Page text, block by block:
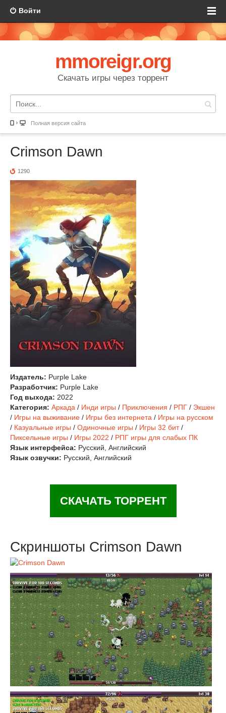
Войти
mmoreigr.org
Скачать игры через торрент
Полная версия сайта
Crimson Dawn
1290
Издатель: Purple Lake
Разработчик: Purple Lake
Год выхода: 2022
Категория: Аркада / Инди игры / Приключения / РПГ / Экшен
/ Игры на выживание / Игры без интернета / Игры на русском
/ Казуальные игры / Одиночные игры / Игры 32 бит/
Пиксельные игры / Игры 2022 / РПГ игры для слабых ПК
Язык интерфейса: Русский, Английский
Язык озвучки: Русский, Английский
СКАЧАТЬ ТОРРЕНТ
Скриншоты Crimson Dawn